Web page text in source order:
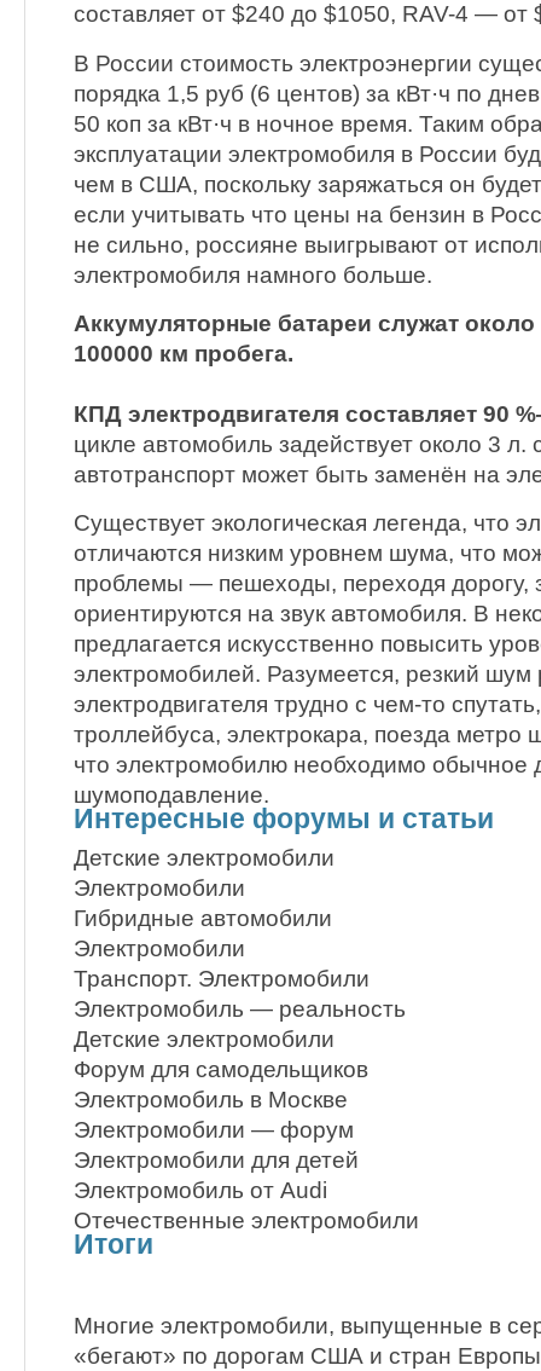
составляет от $240 до $1050, RAV-4 — от
В России стоимость электроэнергии
порядка 1,5 руб (6 центов) за кВт·ч по
50 коп за кВт·ч в ночное время. Таким
эксплуатации электромобиля в России
чем в США, поскольку заряжаться он
если учитывать что цены на бензин в
не сильно, россияне выигрывают от
электромобиля намного больше.
Аккумуляторные батареи служат
100000 км пробега.
КПД электродвигателя составляет 90
цикле автомобиль задействует около 3 л.
автотранспорт может быть заменён на
Существует экологическая легенда, что
отличаются низким уровнем шума, что
проблемы — пешеходы, переходя дорогу,
ориентируются на звук автомобиля. В
предлагается искусственно повысить
электромобилей. Разумеется, резкий
электродвигателя трудно с чем-то
троллейбуса, электрокара, поезда метро
что электромобилю необходимо обычное
шумоподавление.
Интересные форумы и статьи
Детские электромобили
Электромобили
Гибридные автомобили
Электромобили
Транспорт. Электромобили
Электромобиль — реальность
Детские электромобили
Форум для самодельщиков
Электромобиль в Москве
Электромобили — форум
Электромобили для детей
Электромобиль от Audi
Отечественные электромобили
Итоги
Многие электромобили, выпущенные в
«бегают» по дорогам США и стран